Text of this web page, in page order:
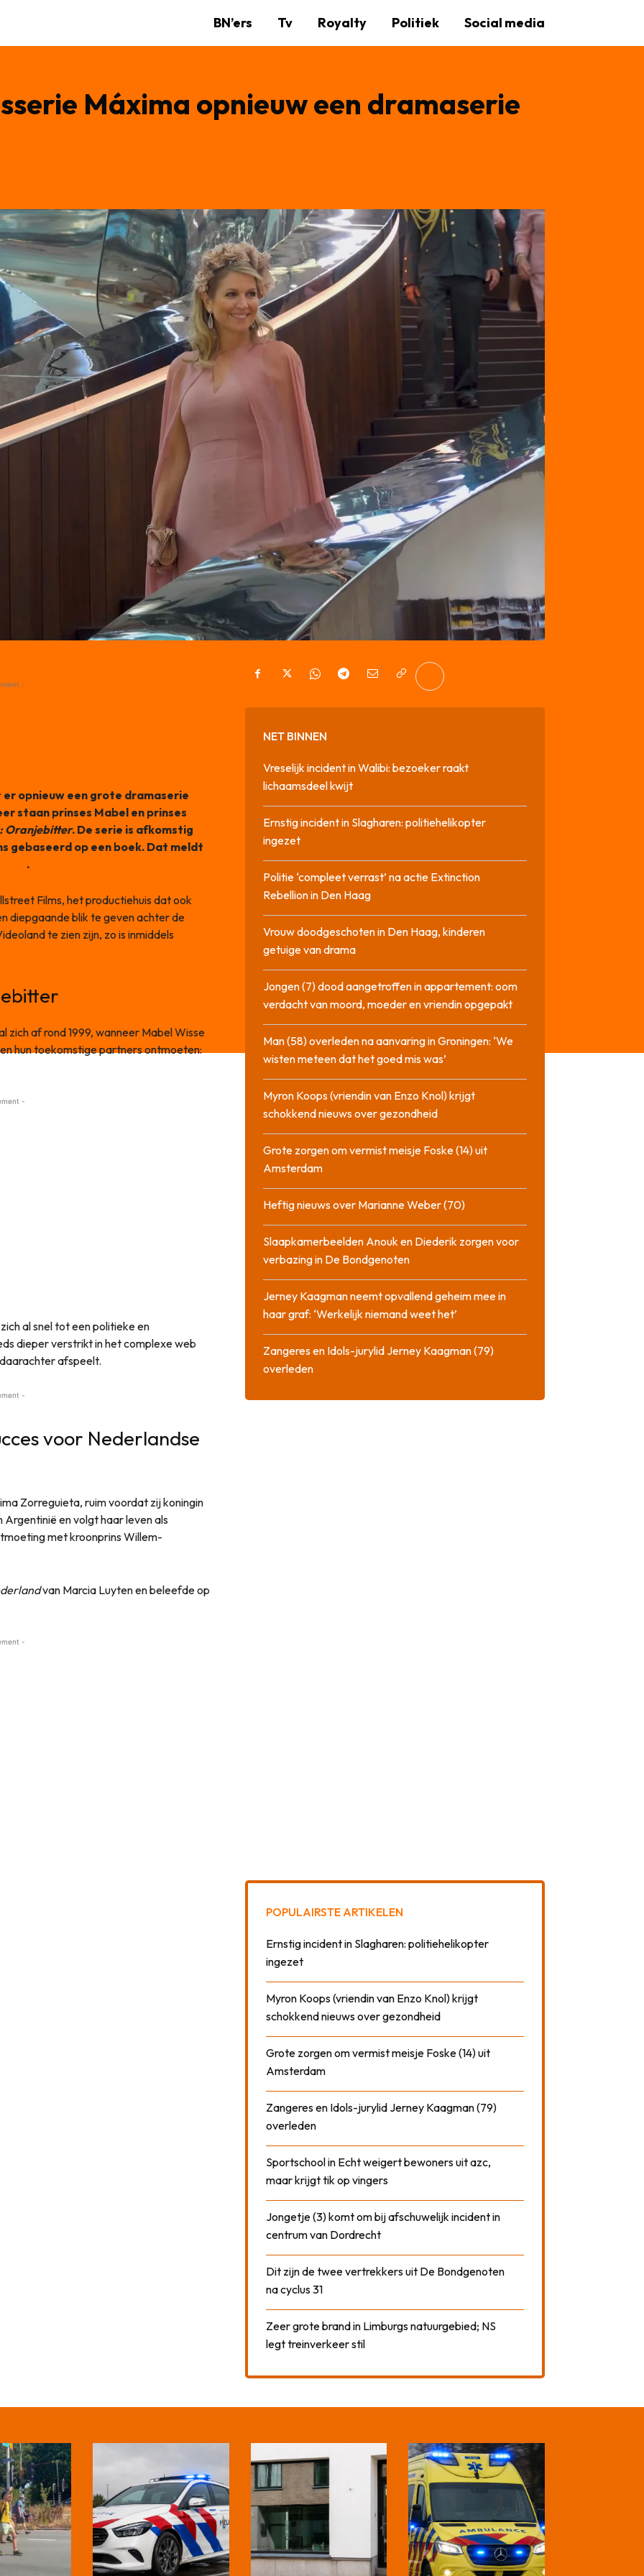
BN’ers Tv Royalty Politiek Social media
Máxima opnieuw een dramaserie
-
opnieuw een grote dramaserie
staan prinses Mabel en prinses
Oranjebitter. De serie is afkomstig
gebaseerd op een boek. Dat meldt
.
Films, het productiehuis dat ook
diepgaande blik te geven achter de
te zien zijn, zo is inmiddels
af rond 1999, wanneer Mabel Wisse
hun toekomstige partners ontmoeten:
-
al snel tot een politieke en
dieper verstrikt in het complexe web
afspeelt.
-
voor Nederlandse
Zorreguieta, ruim voordat zij koningin
en volgt haar leven als
met kroonprins Willem-
van Marcia Luyten en beleefde op
-
NET BINNEN
Vreselijk incident in Walibi: bezoeker raakt
lichaamsdeel kwijt
Ernstig incident in Slagharen: politiehelikopter
ingezet
Politie ‘compleet verrast’ na actie Extinction
Rebellion in Den Haag
Vrouw doodgeschoten in Den Haag, kinderen
getuige van drama
Jongen (7) dood aangetroffen in appartement: oom
verdacht van moord, moeder en vriendin opgepakt
Man (58) overleden na aanvaring in Groningen: ‘We
wisten meteen dat het goed mis was’
Myron Koops (vriendin van Enzo Knol) krijgt
schokkend nieuws over gezondheid
Grote zorgen om vermist meisje Foske (14) uit
Amsterdam
Heftig nieuws over Marianne Weber (70)
Slaapkamerbeelden Anouk en Diederik zorgen voor
verbazing in De Bondgenoten
Jerney Kaagman neemt opvallend geheim mee in
haar graf: ‘Werkelijk niemand weet het’
Zangeres en Idols-jurylid Jerney Kaagman (79)
overleden
POPULAIRSTE ARTIKELEN
Ernstig incident in Slagharen: politiehelikopter
ingezet
Myron Koops (vriendin van Enzo Knol) krijgt
schokkend nieuws over gezondheid
Grote zorgen om vermist meisje Foske (14) uit
Amsterdam
Zangeres en Idols-jurylid Jerney Kaagman (79)
overleden
Sportschool in Echt weigert bewoners uit azc,
maar krijgt tik op vingers
Jongetje (3) komt om bij afschuwelijk incident in
centrum van Dordrecht
Dit zijn de twee vertrekkers uit De Bondgenoten
na cyclus 31
Zeer grote brand in Limburgs natuurgebied; NS
legt treinverkeer stil